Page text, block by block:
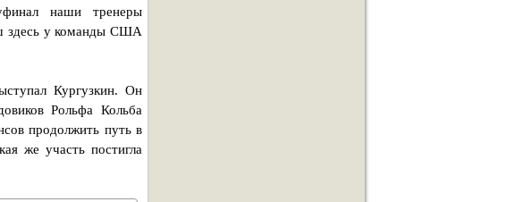
наши тренеры
здесь у команды США
Кургузкин. Он
Рольфа Кольба
продолжить путь в
же участь постигла